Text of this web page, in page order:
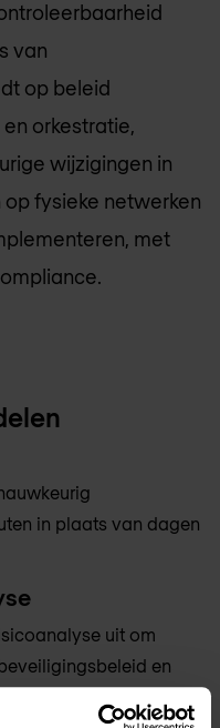
van
op beleid
orkestratie,
wijzigingen in
fysieke netwerken
met
in plaats van dagen
uit om
en